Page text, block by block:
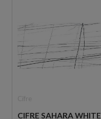
CIFRE SAHARA WHITE